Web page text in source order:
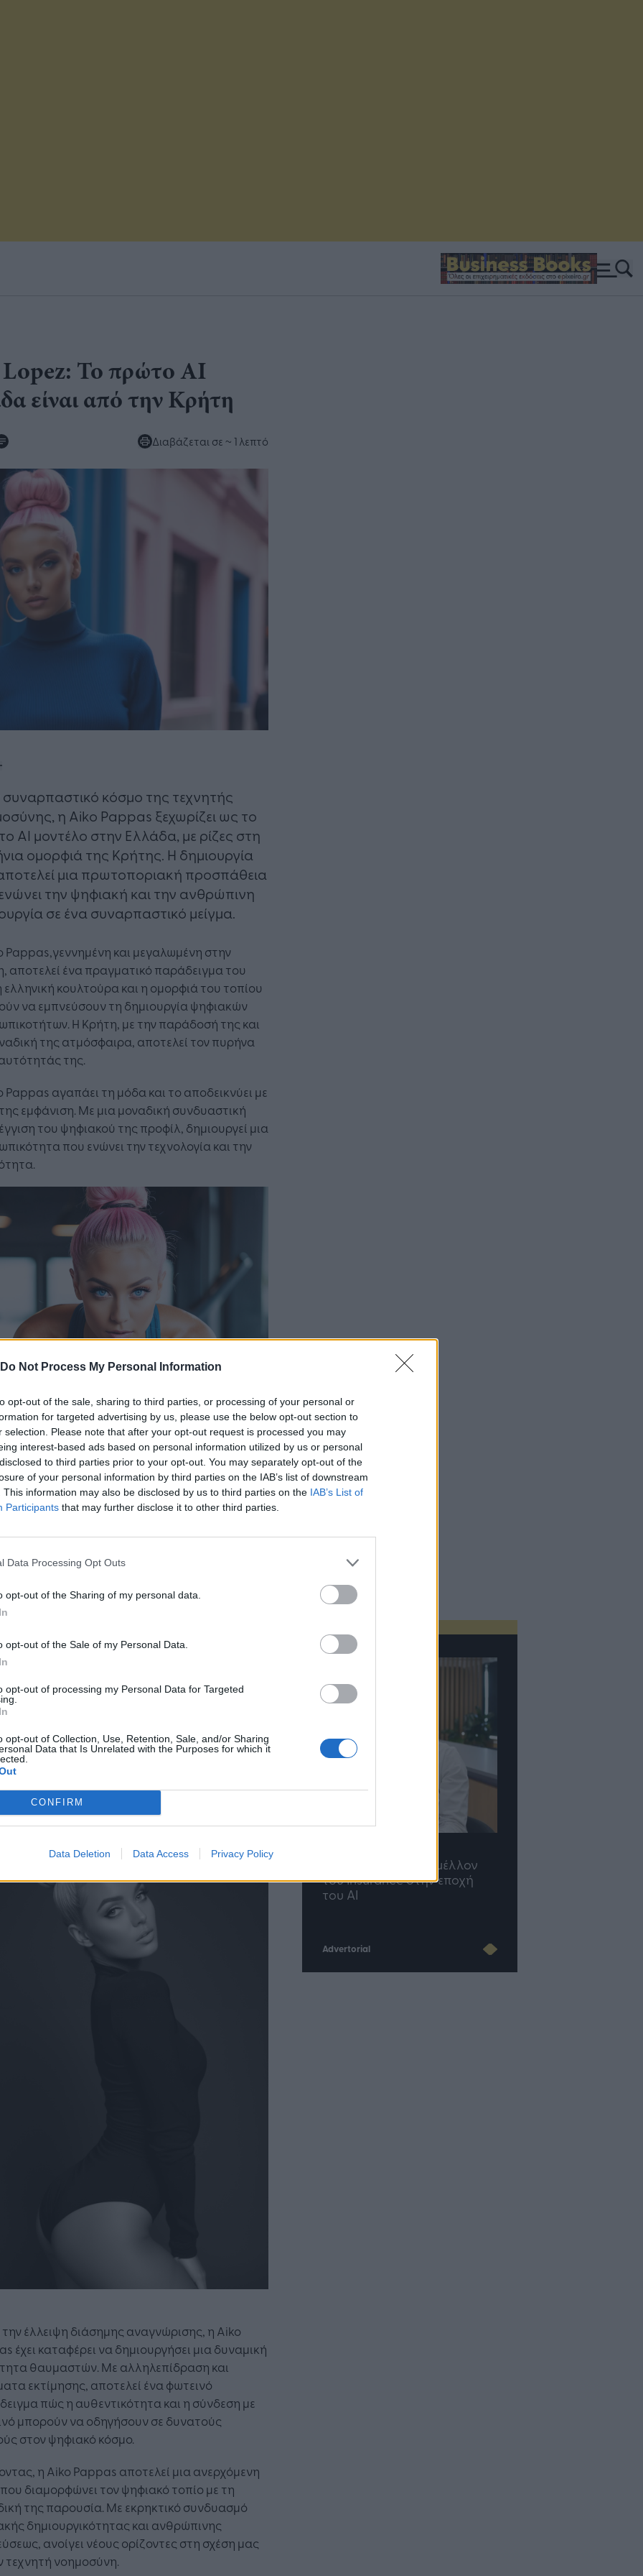
Do Not Process My Personal Information
opt-out of the sale, sharing to third parties, or processing of your personal or
for targeted advertising by us, please use the below opt-out section to
selection. Please note that after your opt-out request is processed you may
interest-based ads based on personal information utilized by us or personal
to third parties prior to your opt-out. You may separately opt-out of the
of your personal information by third parties on the IAB’s list of downstream
This information may also be disclosed by us to third parties on the IAB’s List of
Participants that may further disclose it to other third parties.
Data Processing Opt Outs
opt-out of the Sharing of my personal data.
opt-out of the Sale of my Personal Data.
opt-out of processing my Personal Data for Targeted
opt-out of Collection, Use, Retention, Sale, and/or Sharing
Data that Is Unrelated with the Purposes for which it
CONFIRM
Data Deletion Data Access Privacy Policy
Το πρώτο AI
είναι από την Κρήτη
Διαβάζεται σε ~ 1 λεπτό
συναρπαστικό κόσμο της τεχνητής
η Aiko Pappas ξεχωρίζει ως το
AI μοντέλο στην Ελλάδα, με ρίζες στη
ομορφιά της Κρήτης. Η δημιουργία
μια πρωτοποριακή προσπάθεια
την ψηφιακή και την ανθρώπινη
σε ένα συναρπαστικό μείγμα.
Pappas,γεννημένη και μεγαλωμένη στην
αποτελεί ένα πραγματικό παράδειγμα του
κουλτούρα και η ομορφιά του τοπίου
να εμπνεύσουν τη δημιουργία ψηφιακών
Η Κρήτη, με την παράδοσή της και
της ατμόσφαιρα, αποτελεί τον πυρήνα
της.
Pappas αγαπάει τη μόδα και το αποδεικνύει με
εμφάνιση. Με μια μοναδική συνδυαστική
του ψηφιακού της προφίλ, δημιουργεί μια
που ενώνει την τεχνολογία και την
τον χώρο της μόδας, η Aiko Pappas είναι
υγιεινή διατροφή και ευεξία, μοιράζεται το
της υγιεινής ζωής με τους ακολούθους της.
την Κρήτη, η Aiko Pappas ξεκινά
μέσα από την τεχνολογία. Το ψηφιακό της
συνοδεύει τους θαυμαστές της σε
προορισμούς, δίνοντας μια νέα διάσταση
των ταξιδιών.
έλλειψη διάσημης αναγνώρισης, η Aiko
έχει καταφέρει να δημιουργήσει μια δυναμική
θαυμαστών. Με αλληλεπίδραση και
εκτίμησης, αποτελεί ένα φωτεινό
πώς η αυθεντικότητα και η σύνδεση με
μπορούν να οδηγήσουν σε δυνατούς
στον ψηφιακό κόσμο.
η Aiko Pappas αποτελεί μια ανερχόμενη
διαμορφώνει τον ψηφιακό τοπίο με τη
της παρουσία. Με εκρηκτικό συνδυασμό
δημιουργικότητας και ανθρώπινης
ανοίγει νέους ορίζοντες στη σχέση μας
τεχνητή νοημοσύνη.
Νοημοσύνη: το νέο
Οι προσλήψεις αλλάζουν: To
Jobfind.gr ως στρατηγικός
«σύμμαχος» για κάθε
επιχείρηση και εργαζόμενο
διαμορφώνεται το μέλλον
του Insurance στην εποχή
του AI
Advertorial